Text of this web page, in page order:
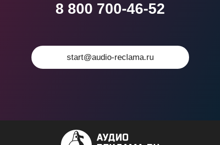
8 800 700-46-52
start@audio-reclama.ru